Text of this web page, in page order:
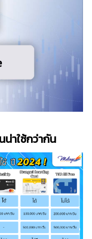
น่าใช้กว่ากัน